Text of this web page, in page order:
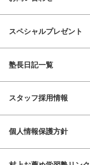
スペシャルプレゼント
塾長日記一覧
スタッフ採用情報
個人情報保護方針